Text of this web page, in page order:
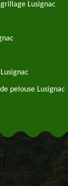
Lusignac
pelouse Lusignac